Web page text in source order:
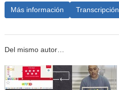
Más información Transcripción
Del mismo autor…